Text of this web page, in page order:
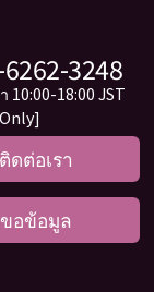
3248
10:00-18:00 JST
ติดต่อเรา
ขอข้อมูล